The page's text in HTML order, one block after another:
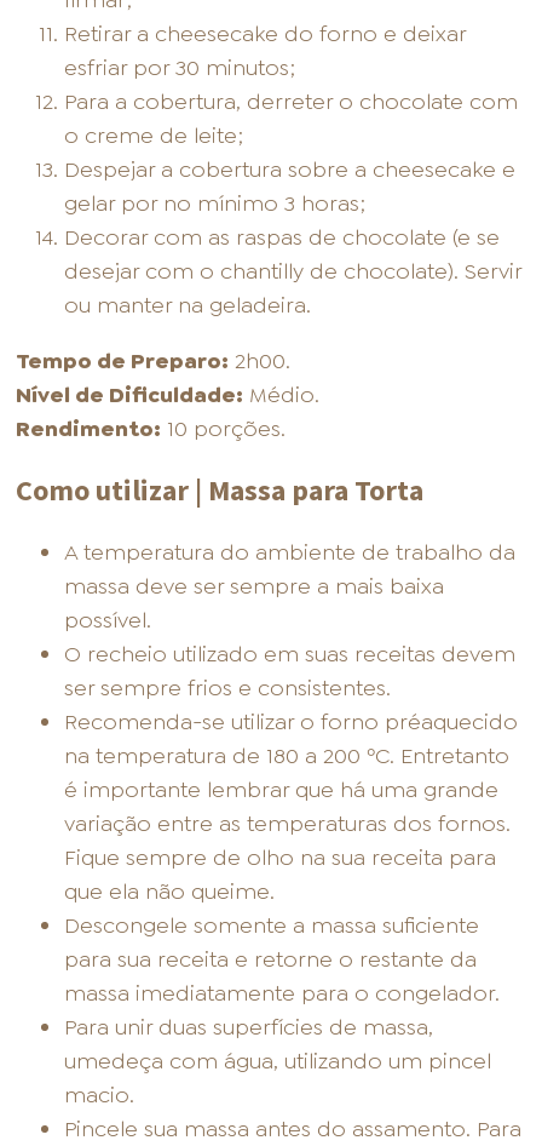
Retirar a cheesecake do forno e deixar
esfriar por 30 minutos;
Para a cobertura, derreter o chocolate com
o creme de leite;
Despejar a cobertura sobre a cheesecake e
gelar por no mínimo 3 horas;
Decorar com as raspas de chocolate (e se
desejar com o chantilly de chocolate). Servir
ou manter na geladeira.
Tempo de Preparo: 2h00.
Nível de Dificuldade: Médio.
Rendimento: 10 porções.
Como utilizar | Massa para Torta
A temperatura do ambiente de trabalho da
massa deve ser sempre a mais baixa
possível.
O recheio utilizado em suas receitas devem
ser sempre frios e consistentes.
Recomenda-se utilizar o forno préaquecido
na temperatura de 180 a 200 ºC. Entretanto
é importante lembrar que há uma grande
variação entre as temperaturas dos fornos.
Fique sempre de olho na sua receita para
que ela não queime.
Descongele somente a massa suficiente
para sua receita e retorne o restante da
massa imediatamente para o congelador.
Para unir duas superfícies de massa,
umedeça com água, utilizando um pincel
macio.
Pincele sua massa antes do assamento. Para